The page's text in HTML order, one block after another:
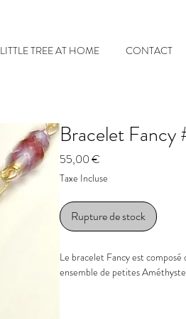
LITTLE TREE AT HOME CONTACT
Bracelet
55,00 €
Taxe Incluse
Rupture de stock
Le bracelet Fancy est
ensemble de petites